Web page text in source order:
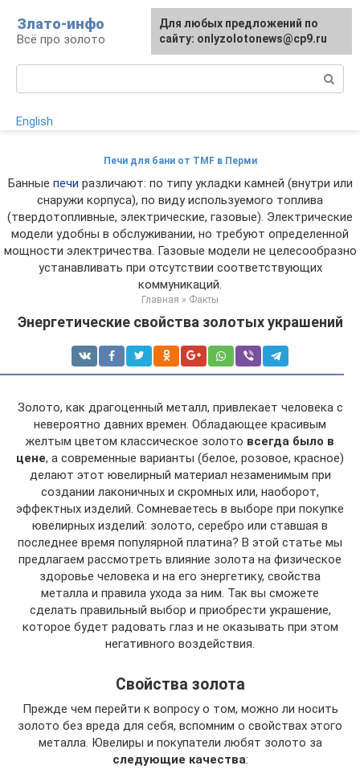
контенту
Злато-инфо
Всё про золото
English
Печи для бани от TMF в Перми
Банные печи различают: по типу укладки камней (внутри или
снаружи корпуса), по виду используемого топлива
(твердотопливные, электрические, газовые). Электрические
модели удобны в обслуживании, но требуют определенной
мощности электричества. Газовые модели не целесообразно
устанавливать при отсутствии соответствующих
коммуникаций.
Главная » Факты
Энергетические свойства золотых украшений
Золото, как драгоценный металл, привлекает человека с
невероятно давних времен. Обладающее красивым
желтым цветом классическое золото всегда было в
цене, а современные варианты (белое, розовое, красное)
делают этот ювелирный материал незаменимым при
создании лаконичных и скромных или, наоборот,
эффектных изделий. Сомневаетесь в выборе при покупке
ювелирных изделий: золото, серебро или ставшая в
последнее время популярной платина? В этой статье мы
предлагаем рассмотреть влияние золота на физическое
здоровье человека и на его энергетику, свойства
металла и правила ухода за ним. Так вы сможете
сделать правильный выбор и приобрести украшение,
которое будет радовать глаз и не оказывать при этом
негативного воздействия.
Свойства золота
Прежде чем перейти к вопросу о том, можно ли носить
золото без вреда для себя, вспомним о свойствах этого
металла. Ювелиры и покупатели любят золото за
следующие качества:
Для любых предложений по
сайту: onlyzolotonews@cp9.ru